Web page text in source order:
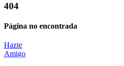
404
Página no encontrada
Hazte
Amigo